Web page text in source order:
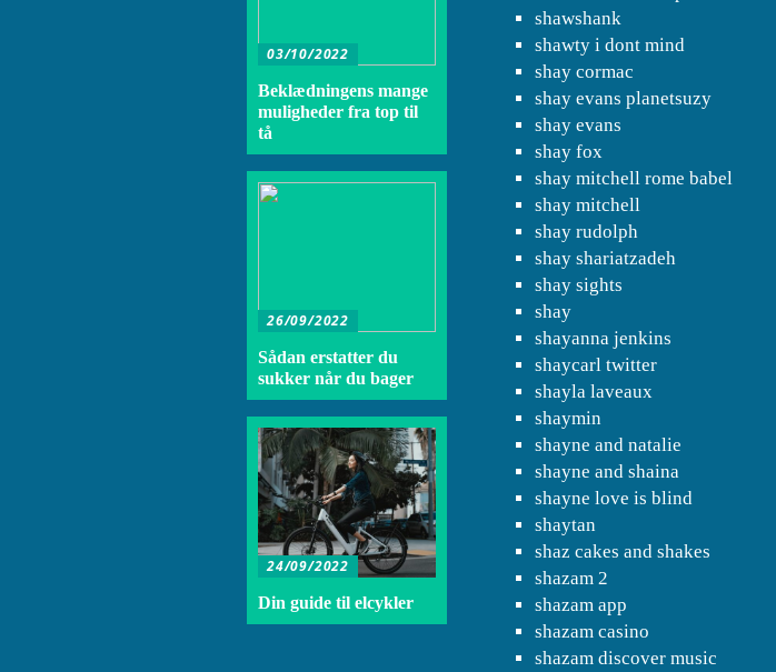
shawshank
shawty i dont mind
shay cormac
shay evans planetsuzy
shay evans
shay fox
shay mitchell rome babel
shay mitchell
shay rudolph
shay shariatzadeh
shay sights
shay
shayanna jenkins
shaycarl twitter
shayla laveaux
shaymin
shayne and natalie
shayne and shaina
shayne love is blind
shaytan
shaz cakes and shakes
shazam 2
shazam app
shazam casino
shazam discover music
03/10/2022
Beklædningens mange
muligheder fra top til
tå
26/09/2022
Sådan erstatter du
sukker når du bager
24/09/2022
Din guide til elcykler